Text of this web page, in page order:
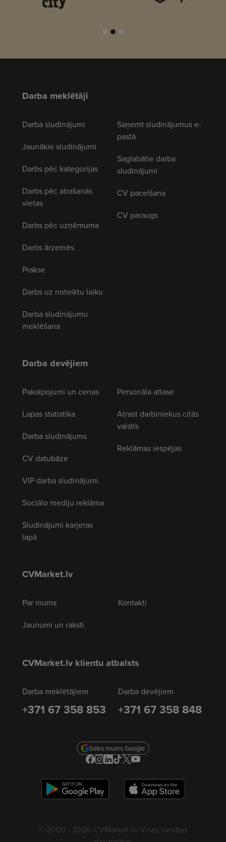
Darba meklētāji
Darba sludinājumi
Jaunākie sludinājumi
Darbs pēc kategorijas
Darbs pēc atrašanās
vietas
Darbs pēc uzņēmuma
Darbs ārzemēs
Prakse
Darbs uz noteiktu laiku
Darba sludinājumu
meklēšana
Saņemt sludinājumus e-
pastā
Saglabātie darba
sludinājumi
CV pacelšana
CV paraugs
Darba devējiem
Pakalpojumi un cenas
Lapas statistika
Darba sludinājums
CV datubāze
VIP darba sludinājumi
Sociālo mediju reklāma
Sludinājumi karjeras
lapā
Personāla atlase
Atrast darbiniekus citās
valstīs
Reklāmas iespējas
CVMarket.lv
Par mums
Jaunumi un raksti
Kontakti
CVMarket.lv klientu atbalsts
Darba meklētājiem
+371 67 358 853
Darba devējiem
+371 67 358 848
Seko mums Google
© 2000 - 2026 CVMarket.lv. Visas tiesības